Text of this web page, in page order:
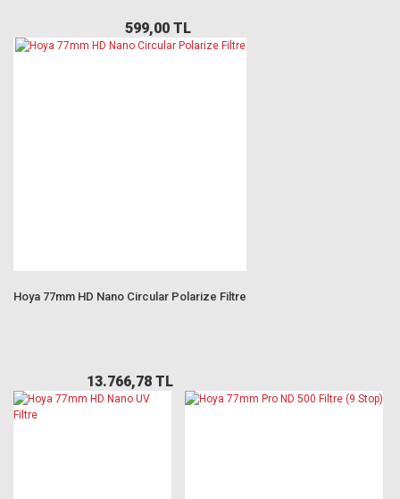
599,00 TL
Hoya 77mm HD Nano Circular Polarize Filtre
13.766,78 TL